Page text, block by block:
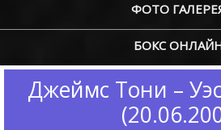
ФОТО
БОКС
Джеймс Тони –